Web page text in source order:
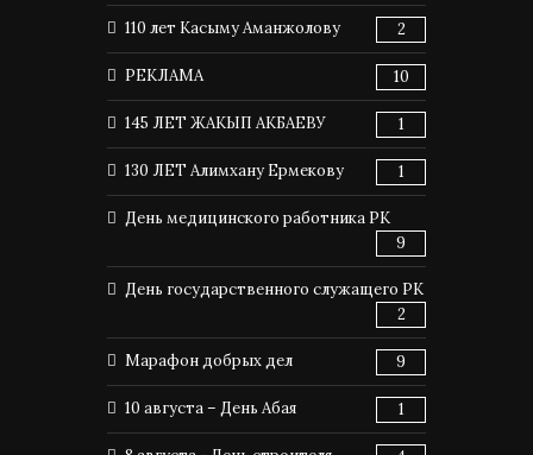
110 лет Касыму Аманжолову 2
РЕКЛАМА 10
145 ЛЕТ ЖАКЫП АКБАЕВУ 1
130 ЛЕТ Алимхану Ермекову 1
День медицинского работника РК
9
День государственного служащего РК
2
Марафон добрых дел 9
10 августа – День Абая 1